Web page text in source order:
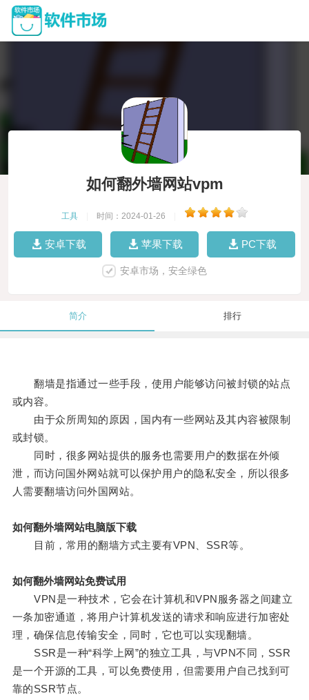
如何翻外墙网站vpm
工具 时间：2024-01-26
安卓下载 苹果下载 PC下载
安卓市场，安全绿色
简介 排行
翻墙是指通过一些手段，使用户能够访问被封锁的站点
或内容。
由于众所周知的原因，国内有一些网站及其内容被限制
或封锁。
同时，很多网站提供的服务也需要用户的数据在外倾
泄，而访问国外网站就可以保护用户的隐私安全，所以很多
人需要翻墙访问外国网站。
如何翻外墙网站电脑版下载
目前，常用的翻墙方式主要有VPN、SSR等。
如何翻外墙网站免费试用
VPN是一种技术，它会在计算机和VPN服务器之间建立
一条加密通道，将用户计算机发送的请求和响应进行加密处
理，确保信息传输安全，同时，它也可以实现翻墙。
SSR是一种“科学上网”的独立工具，与VPN不同，SSR
是一个开源的工具，可以免费使用，但需要用户自己找到可
靠的SSR节点。